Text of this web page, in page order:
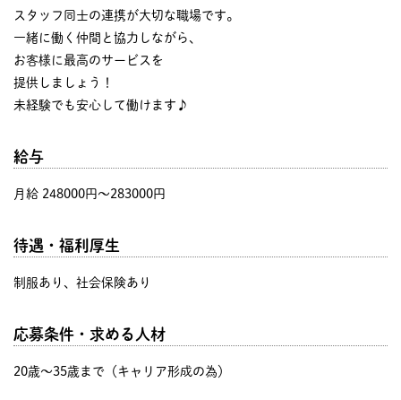
スタッフ同士の連携が大切な職場です。
一緒に働く仲間と協力しながら、
お客様に最高のサービスを
提供しましょう！
未経験でも安心して働けます♪
給与
月給 248000円〜283000円
待遇・福利厚生
制服あり、社会保険あり
応募条件・求める人材
20歳〜35歳まで（キャリア形成の為）